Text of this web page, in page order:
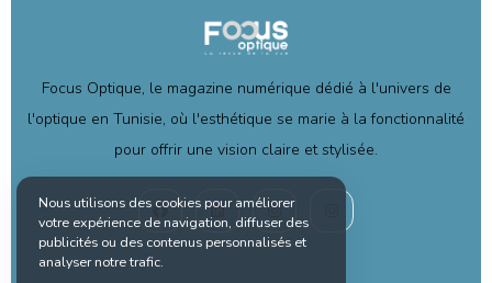
Focus Optique, le magazine numérique dédié à l'univers de
l'optique en Tunisie, où l'esthétique se marie à la fonctionnalité
pour offrir une vision claire et stylisée.
Nous utilisons des cookies pour améliorer
votre expérience de navigation, diffuser des
publicités ou des contenus personnalisés et
analyser notre trafic.